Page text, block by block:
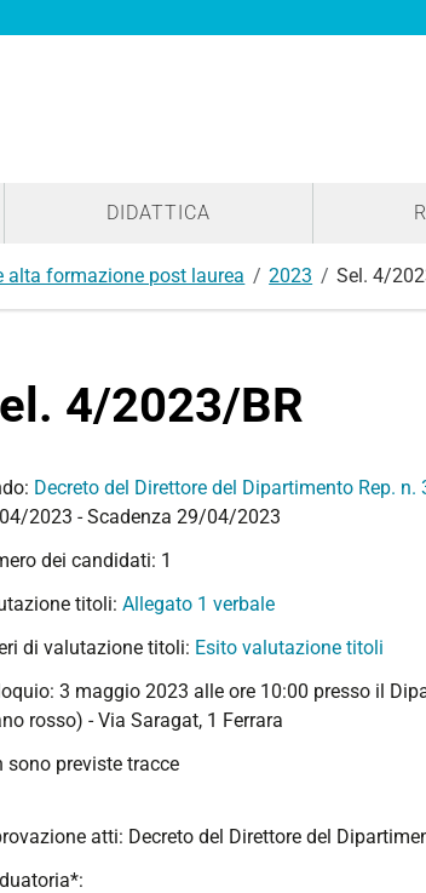
DIDATTICA
alta formazione post laurea 2023 Sel. 4/
4/2023/BR
Decreto del Direttore del Dipartimento Rep.
2023 - Scadenza 29/04/2023
dei candidati: 1
titoli: Allegato 1 verbale
di valutazione titoli: Esito valutazione titoli
3 maggio 2023 alle ore 10:00 presso il
rosso) - Via Saragat, 1 Ferrara
sono previste tracce
atti: Decreto del Direttore del